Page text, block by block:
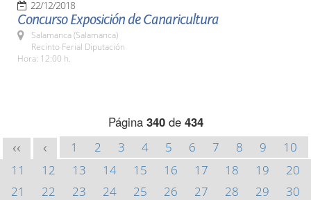
22/12/2018
Concurso Exposición de Canaricultura
Salamanca (Salamanca)
Recinto Ferial Diputación
Hora: 12:00 h.
Página 340de 434
<< < 1 2 3 4 5 6 7 8 9
10
11
12 13 14 15 16 17 18 19
20
21
22 23 24 25 26 27 28 29
30